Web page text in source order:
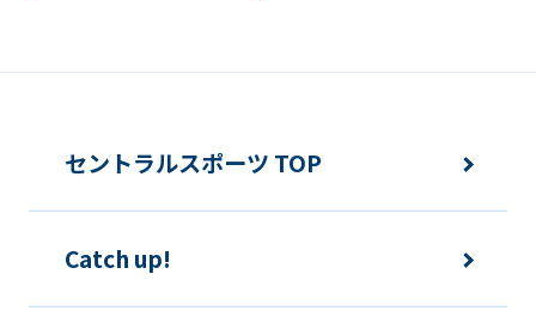
セントラルスポーツ TOP
Catch up!